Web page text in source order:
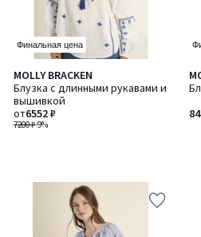
Финальная цена
MOLLY BRACKEN
Блузка с длинными рукавами и
вышивкой
7200 ₽-9%
от6552 ₽